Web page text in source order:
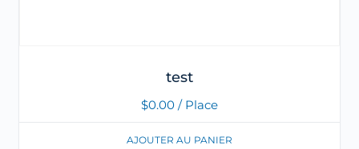
test
$0.00 / Place
AJOUTER AU PANIER